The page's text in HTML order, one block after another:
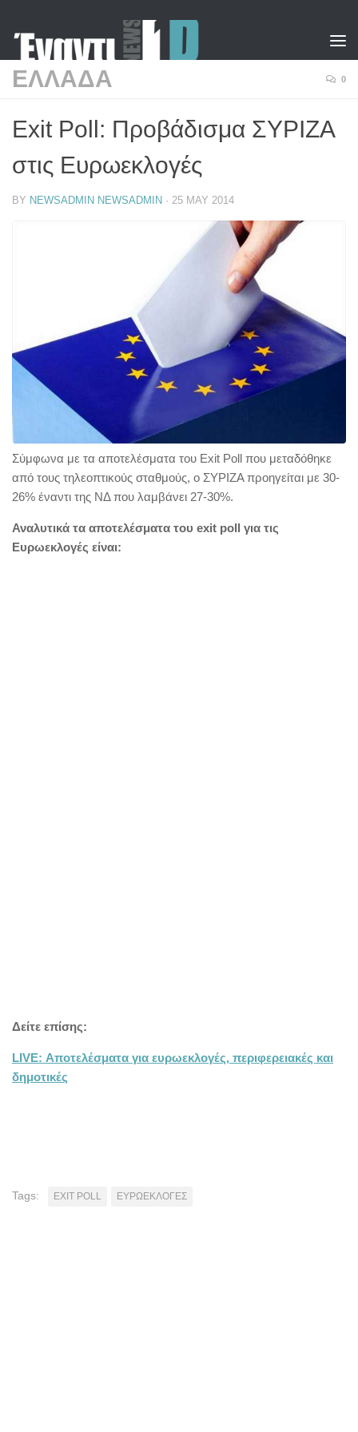
ΕΛΛΑΔΑ 0
Exit Poll: Προβάδισμα ΣΥΡΙΖΑ
στις Ευρωεκλογές
BY NEWSADMIN NEWSADMIN · 25 MAY 2014
Σύμφωνα με τα αποτελέσματα του Exit Poll που μεταδόθηκε
από τους τηλεοπτικούς σταθμούς, ο ΣΥΡΙΖΑ προηγείται με 30-
26% έναντι της ΝΔ που λαμβάνει 27-30%.
Αναλυτικά τα αποτελέσματα του exit poll για τις
Ευρωεκλογές είναι:
Δείτε επίσης:
LIVE: Αποτελέσματα για ευρωεκλογές, περιφερειακές και
δημοτικές
Tags: EXIT POLL ΕΥΡΩΕΚΛΟΓΕΣ